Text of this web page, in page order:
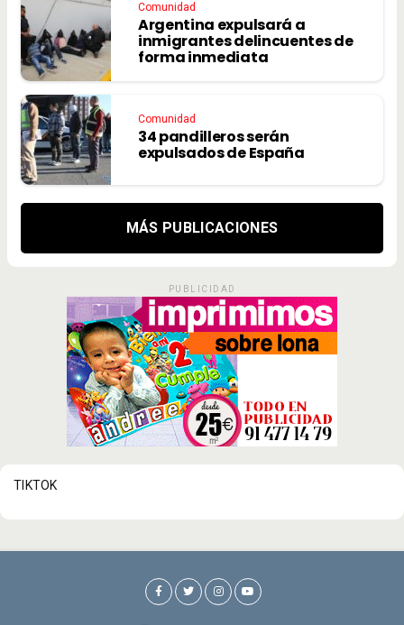
Comunidad
Argentina expulsará a
inmigrantes delincuentes de
forma inmediata
Comunidad
34 pandilleros serán
expulsados de España
MÁS PUBLICACIONES
PUBLICIDAD
TIKTOK